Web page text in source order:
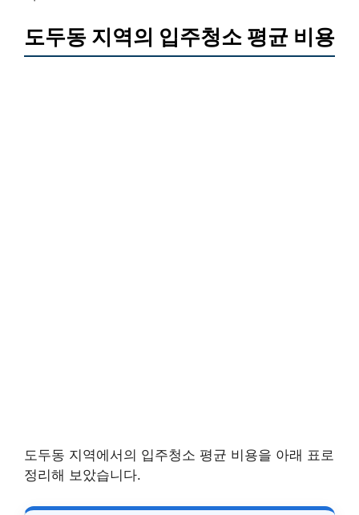
도두동 지역의 입주청소 평균 비용
도두동 지역에서의 입주청소 평균 비용을 아래 표로
정리해 보았습니다.